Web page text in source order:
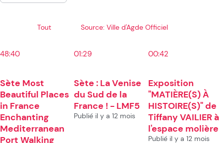
Tout Source: Ville d'Agde Officiel
48:40
Sète Most
Beautiful Places
in France
Enchanting
Mediterranean
Port Walking
01:29
Sète : La Venise
du Sud de la
France ! - LMF5
Publié il y a 12 mois
00:42
Exposition
"MATIÈRE(S) À
HISTOIRE(S)" de
Tiffany VAILIER à
l'espace molière
Publié il y a 12 mois